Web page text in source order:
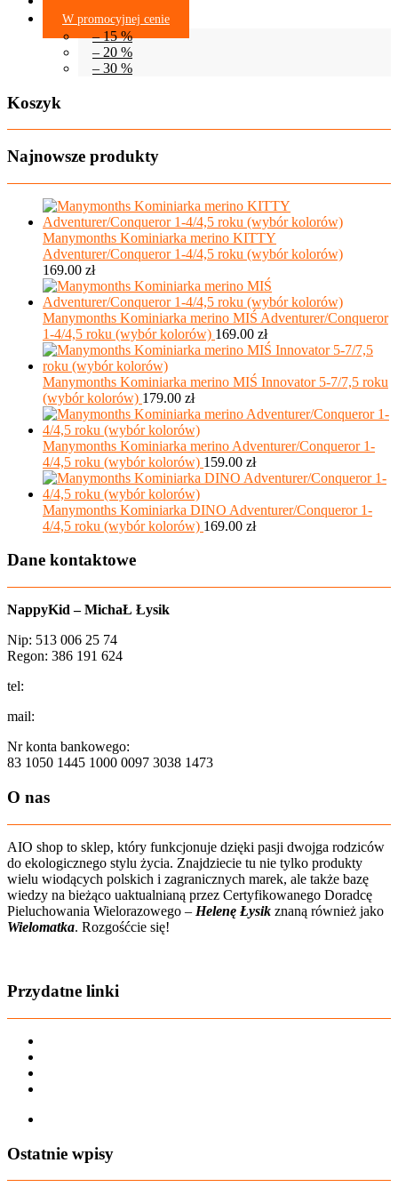
W promocyjnej cenie
– 15 %
– 20 %
– 30 %
Koszyk
Najnowsze produkty
Manymonths Kominiarka merino KITTY
Adventurer/Conqueror 1-4/4,5 roku (wybór kolorów)
169.00 zł
Manymonths Kominiarka merino MIŚ Adventurer/Conqueror
1-4/4,5 roku (wybór kolorów) 169.00 zł
Manymonths Kominiarka merino MIŚ Innovator 5-7/7,5 roku
(wybór kolorów) 179.00 zł
Manymonths Kominiarka merino Adventurer/Conqueror 1-
4/4,5 roku (wybór kolorów) 159.00 zł
Manymonths Kominiarka DINO Adventurer/Conqueror 1-
4/4,5 roku (wybór kolorów) 169.00 zł
Dane kontaktowe
NappyKid – MichaŁ Łysik
Nip: 513 006 25 74
Regon: 386 191 624
tel:
mail:
Nr konta bankowego:
83 1050 1445 1000 0097 3038 1473
O nas
AIO shop to sklep, który funkcjonuje dzięki pasji dwojga rodziców
do ekologicznego stylu życia. Znajdziecie tu nie tylko produkty
wielu wiodących polskich i zagranicznych marek, ale także bazę
wiedzy na bieżąco uaktualnianą przez Certyfikowanego Doradcę
Pieluchowania Wielorazowego – Helenę Łysik znaną również jako
Wielomatka. Rozgośćcie się!
Przydatne linki
Ostatnie wpisy